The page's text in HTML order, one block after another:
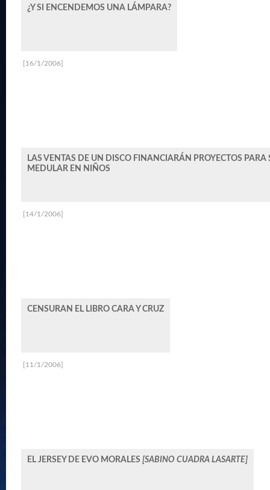
¿Y SI ENCENDEMOS UNA LÁMPARA?
LAS VENTAS DE UN DISCO FINANCIARÁN PROYECTOS PARA
MEDULAR EN NIÑOS
[16/1/2006]
CENSURAN EL LIBRO CARA Y CRUZ
[14/1/2006]
EL JERSEY DE EVO MORALES [SABINO CUADRA LASARTE]
[11/1/2006]